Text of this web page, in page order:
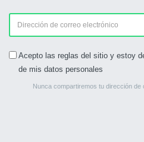
Acepto las reglas del sitio y estoy
de mis datos personales
Nunca compartiremos tu dirección